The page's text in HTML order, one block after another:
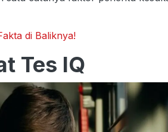
di Baliknya!
Tes IQ